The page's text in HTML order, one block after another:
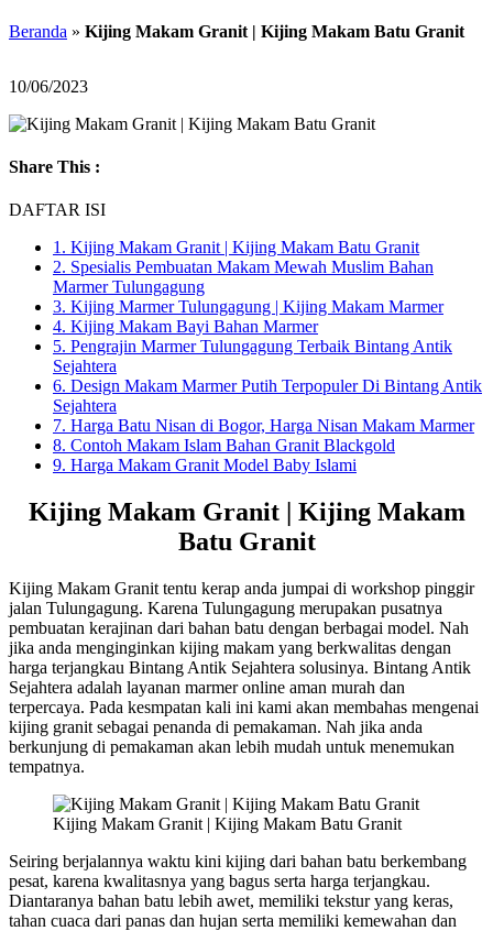
Beranda » Kijing Makam Granit | Kijing Makam Batu Granit
10/06/2023
Share This :
DAFTAR ISI
1. Kijing Makam Granit | Kijing Makam Batu Granit
2. Spesialis Pembuatan Makam Mewah Muslim Bahan
Marmer Tulungagung
3. Kijing Marmer Tulungagung | Kijing Makam Marmer
4. Kijing Makam Bayi Bahan Marmer
5. Pengrajin Marmer Tulungagung Terbaik Bintang Antik
Sejahtera
6. Design Makam Marmer Putih Terpopuler Di Bintang Antik
Sejahtera
7. Harga Batu Nisan di Bogor, Harga Nisan Makam Marmer
8. Contoh Makam Islam Bahan Granit Blackgold
9. Harga Makam Granit Model Baby Islami
Kijing Makam Granit | Kijing Makam
Batu Granit
Kijing Makam Granit tentu kerap anda jumpai di workshop pinggir
jalan Tulungagung. Karena Tulungagung merupakan pusatnya
pembuatan kerajinan dari bahan batu dengan berbagai model. Nah
jika anda menginginkan kijing makam yang berkwalitas dengan
harga terjangkau Bintang Antik Sejahtera solusinya. Bintang Antik
Sejahtera adalah layanan marmer online aman murah dan
terpercaya. Pada kesmpatan kali ini kami akan membahas mengenai
kijing granit sebagai penanda di pemakaman. Nah jika anda
berkunjung di pemakaman akan lebih mudah untuk menemukan
tempatnya.
Kijing Makam Granit | Kijing Makam Batu Granit
Seiring berjalannya waktu kini kijing dari bahan batu berkembang
pesat, karena kwalitasnya yang bagus serta harga terjangkau.
Diantaranya bahan batu lebih awet, memiliki tekstur yang keras,
tahan cuaca dari panas dan hujan serta memiliki kemewahan dan